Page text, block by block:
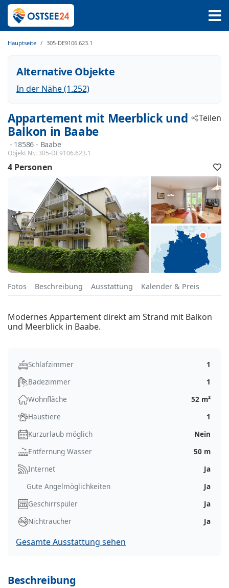
Hauptseite 305-DE9106.623.1
Alternative Objekte
In der Nähe (1.252)
Appartement mit Meerblick und
Balkon in Baabe
- 18586 - Baabe
Objekt Nr.: 305-DE9106.623.1
Teilen
4 Personen
Fotos Beschreibung Ausstattung Kalender & Preis
Modernes Appartement direkt am Strand mit Balkon
und Meerblick in Baabe.
Schlafzimmer
1
Badezimmer
1
Wohnfläche
52 m²
Haustiere
1
Kurzurlaub möglich
Nein
Entfernung Wasser
50 m
Internet
Ja
Gute Angelmöglichkeiten
Ja
Geschirrspüler
Ja
Nichtraucher
Ja
Gesamte Ausstattung sehen
Beschreibung